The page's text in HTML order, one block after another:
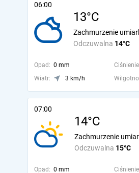
06:00
13°C
Odczuwalna 14°C
Zachmurzenie
Opad: 0 mm
Wiatr:
3 km/h
07:00
14°C
Odczuwalna 15°C
Zachmurzenie
Opad: 0 mm